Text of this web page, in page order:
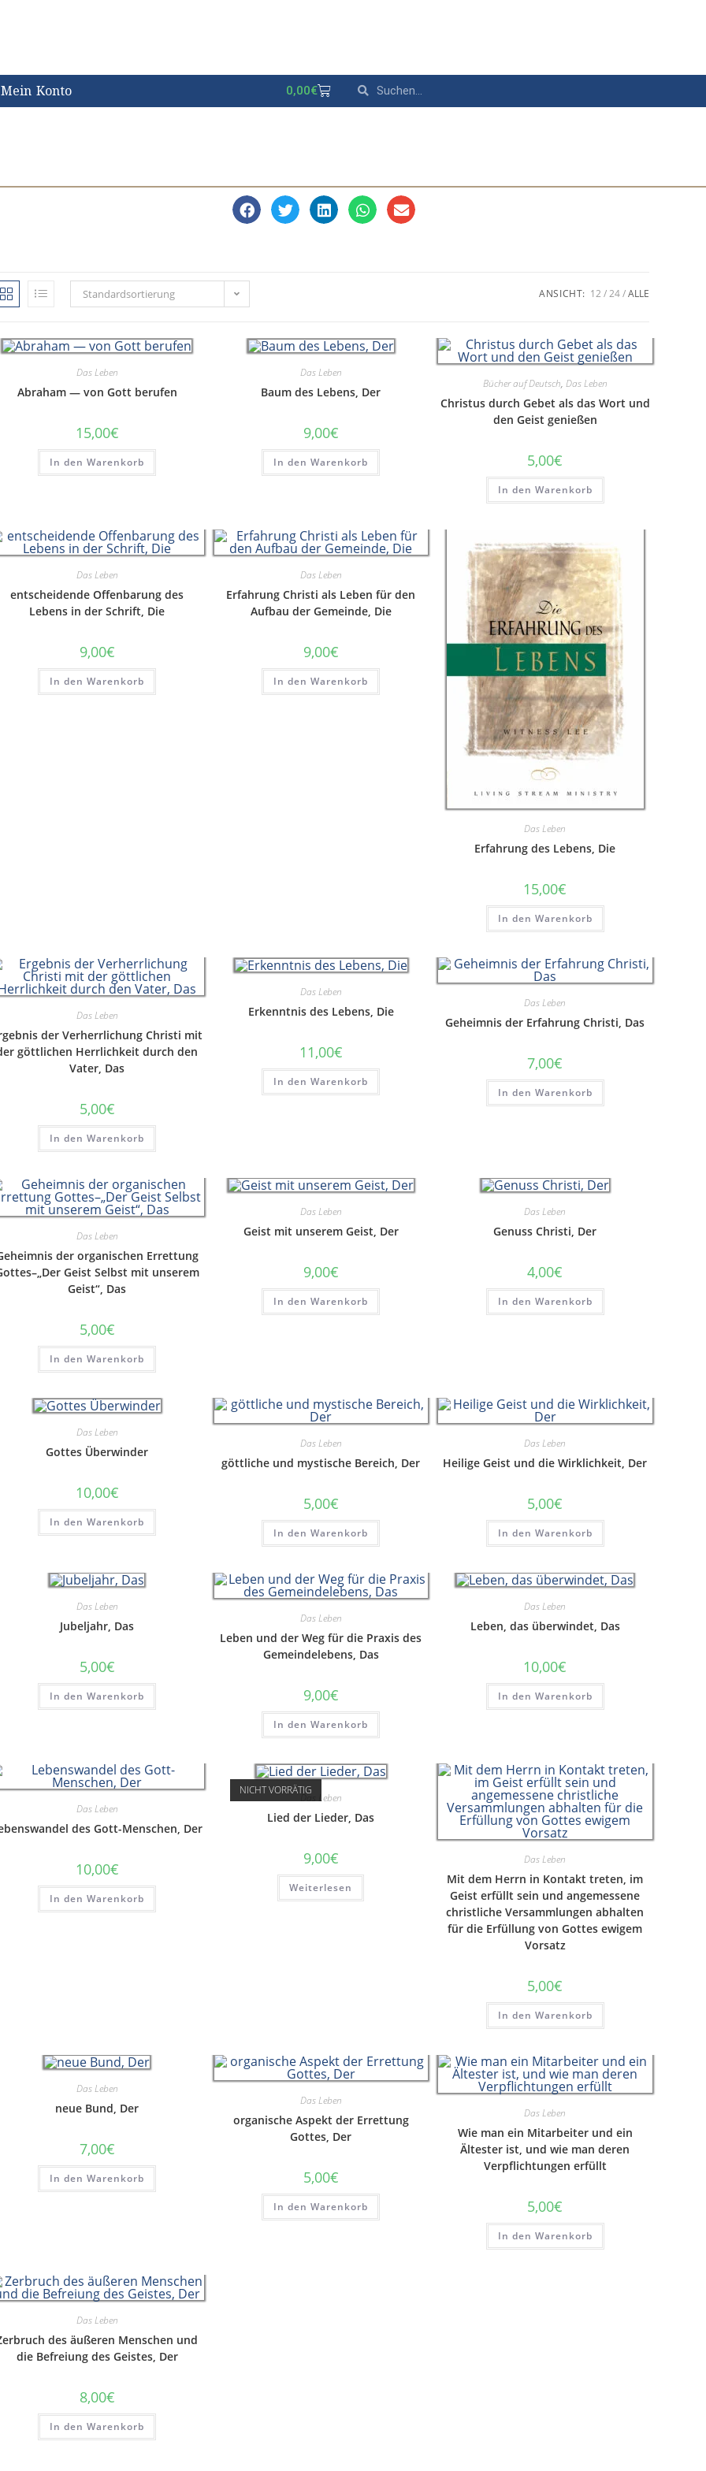
Mein Konto 0,00€
Standardsortierung ANSICHT: 12 24 ALLE
Das Leben
Abraham — von Gott berufen
15,00€
In den Warenkorb
Das Leben
Baum des Lebens, Der
9,00€
In den Warenkorb
Bücher auf Deutsch, Das Leben
Christus durch Gebet als das Wort und
den Geist genießen
5,00€
In den Warenkorb
Das Leben
entscheidende Offenbarung des
Lebens in der Schrift, Die
9,00€
In den Warenkorb
Das Leben
Erfahrung Christi als Leben für den
Aufbau der Gemeinde, Die
9,00€
In den Warenkorb
Das Leben
Erfahrung des Lebens, Die
15,00€
In den Warenkorb
Das Leben
der Verherrlichung Christi mit
göttlichen Herrlichkeit durch den
Vater, Das
5,00€
In den Warenkorb
Das Leben
Erkenntnis des Lebens, Die
11,00€
In den Warenkorb
Das Leben
Geheimnis der Erfahrung Christi, Das
7,00€
In den Warenkorb
Das Leben
der organischen Errettung
Geist Selbst mit unserem
Geist“, Das
5,00€
In den Warenkorb
Das Leben
Geist mit unserem Geist, Der
9,00€
In den Warenkorb
Das Leben
Genuss Christi, Der
4,00€
In den Warenkorb
Das Leben
Gottes Überwinder
10,00€
In den Warenkorb
Das Leben
göttliche und mystische Bereich, Der
5,00€
In den Warenkorb
Das Leben
Heilige Geist und die Wirklichkeit, Der
5,00€
In den Warenkorb
Das Leben
Jubeljahr, Das
5,00€
In den Warenkorb
Das Leben
Leben und der Weg für die Praxis des
Gemeindelebens, Das
9,00€
In den Warenkorb
Das Leben
Leben, das überwindet, Das
10,00€
In den Warenkorb
Das Leben
des Gott-Menschen, Der
10,00€
In den Warenkorb
NICHT VORRÄTIG
Das Leben
Lied der Lieder, Das
9,00€
Weiterlesen
Das Leben
Mit dem Herrn in Kontakt treten, im
Geist erfüllt sein und angemessene
christliche Versammlungen abhalten
für die Erfüllung von Gottes ewigem
Vorsatz
5,00€
In den Warenkorb
Das Leben
neue Bund, Der
7,00€
In den Warenkorb
Das Leben
organische Aspekt der Errettung
Gottes, Der
5,00€
In den Warenkorb
Das Leben
Wie man ein Mitarbeiter und ein
Ältester ist, und wie man deren
Verpflichtungen erfüllt
5,00€
In den Warenkorb
Das Leben
des äußeren Menschen und
die Befreiung des Geistes, Der
8,00€
In den Warenkorb